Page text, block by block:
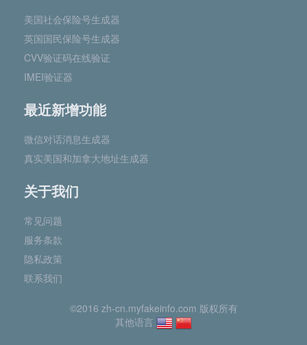
美国社会保险号生成器
英国国民保险号生成器
CVV验证码在线验证
IMEI验证器
最近新增功能
微信对话消息生成器
真实美国和加拿大地址生成器
关于我们
常见问题
服务条款
隐私政策
联系我们
©2016 zh-cn.myfakeinfo.com 版权所有
其他语言